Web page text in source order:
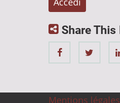
Share This
Mentions légales